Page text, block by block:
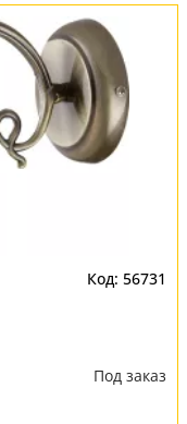
56731
Под заказ